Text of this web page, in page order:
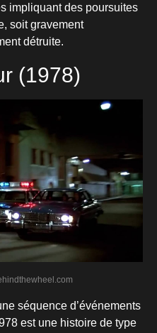
impliquant des poursuites
soit gravement
détruite.
(1978)
séquence d’événements
est une histoire de type